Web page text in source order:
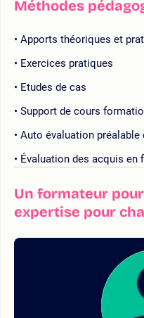
Méthodes
Apports théoriques et
Exercices pratiques
Etudes de cas
Support de cours
Auto évaluation
Évaluation des acquis en
Un formateur
expertise pour